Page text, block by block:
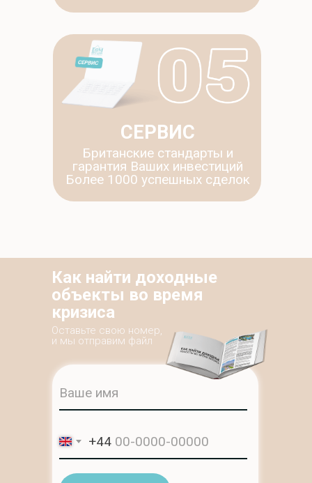
ПРЕИМУЩЕСТВА
Британские стандарты и
гарантия Ваших инвестиций
Более 1000 успешных сделок
СЕРВИС
Как найти доходные
объекты во время
кризиса
Оставьте свою номер,
и мы отправим файл
+44